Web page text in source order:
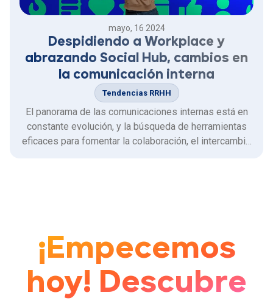
mayo, 16 2024
Despidiendo a Workplace y
abrazando Social Hub, cambios en
la comunicación interna
Tendencias RRHH
El panorama de las comunicaciones internas está en
constante evolución, y la búsqueda de herramientas
eficaces para fomentar la colaboración, el intercambio
¡Empecemos
hoy! Descubre